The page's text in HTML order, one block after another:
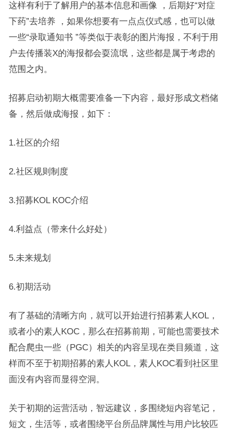
这样有利于了解用户的基本信息和画像 ，后期好“对症
下药”去培养 ，如果你想要有一点点仪式感，也可以做
一些“录取通知书 ”等类似于表彰的图片海报，不利于用
户去传播装X的海报都会耍流氓，这些都是属于考虑的
范围之内。
招募启动初期大概需要准备一下内容，最好形成文档储
备，然后做成海报，如下：
1.社区的介绍
2.社区规则制度
3.招募KOL KOC介绍
4.利益点（带来什么好处）
5.未来规划
6.初期活动
有了基础的清晰方向，就可以开始进行招募素人KOL，
或者小的素人KOC，那么在招募前期，可能也需要技术
配合爬虫一些（PGC）相关的内容呈现在类目频道，这
样而不至于初期招募的素人KOL，素人KOC看到社区里
面没有内容而显得空洞。
关于初期的运营活动，智远建议，多围绕短内容笔记，
短文，生活等，或者围绕平台所品牌属性与用户比较匹